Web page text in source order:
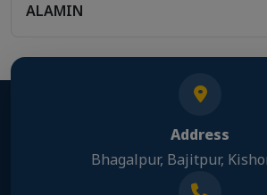
ALAMIN
Address
Bhagalpur, Bajitpur,